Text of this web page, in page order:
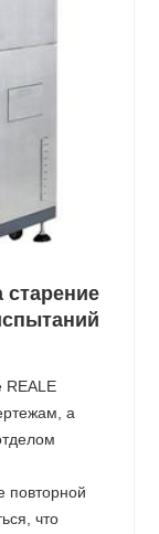
REALE
а
повторной
что